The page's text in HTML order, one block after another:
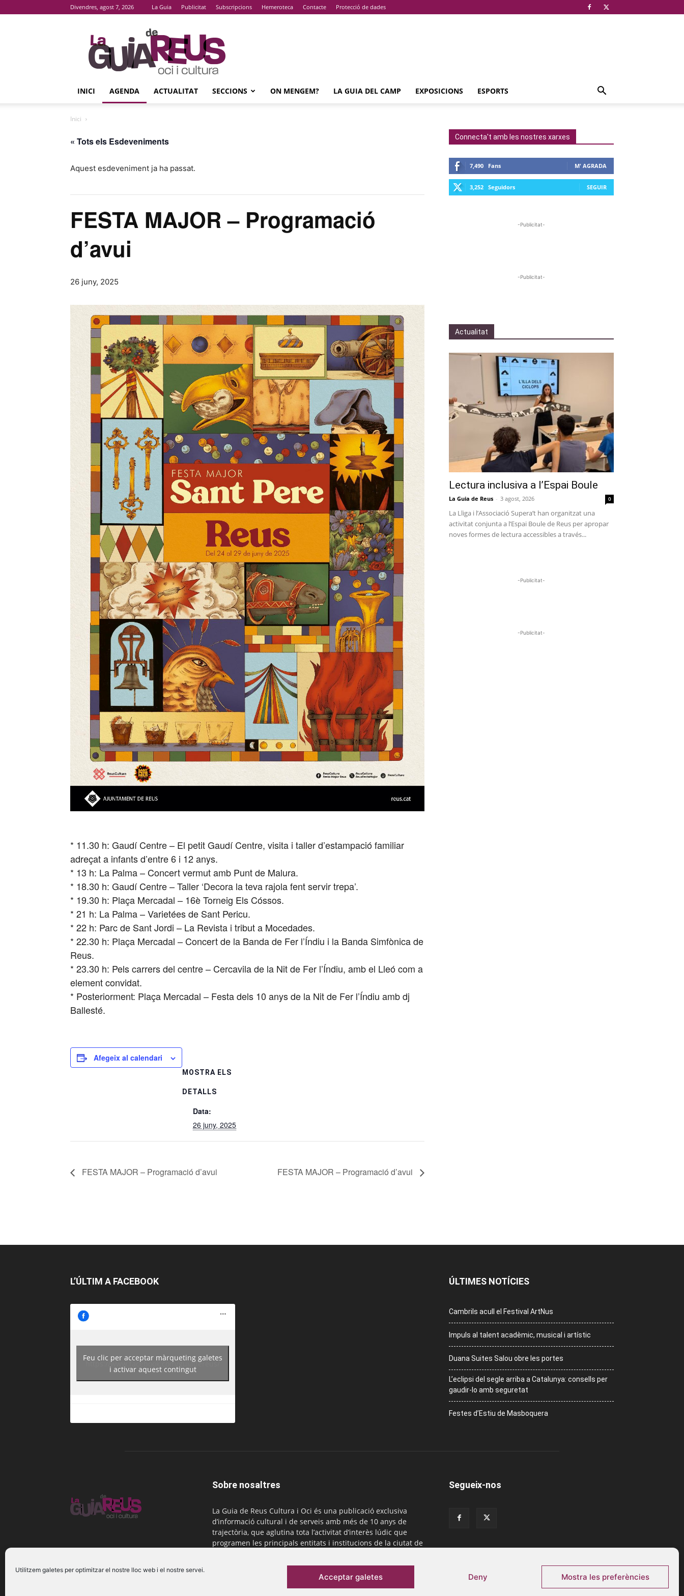
Utilitzem galetes per optimitzar el nostre lloc web i el nostre servei.
Acceptar galetes Deny Mostra les preferències
Divendres, agost 7, 2026 La Guia Publicitat Subscripcions Hemeroteca Contacte Protecció de dades
La
Guia
De
Reus
INICI AGENDA ACTUALITAT SECCIONS ON MENGEM? LA GUIA DEL CAMP EXPOSICIONS ESPORTS
Inici
« Tots els Esdeveniments
Aquest esdeveniment ja ha passat.
FESTA MAJOR – Programació
d’avui
26 juny, 2025
* 11.30 h: Gaudí Centre – El petit Gaudí Centre, visita i taller d’estampació familiar
adreçat a infants d’entre 6 i 12 anys.
* 13 h: La Palma – Concert vermut amb Punt de Malura.
* 18.30 h: Gaudí Centre – Taller ‘Decora la teva rajola fent servir trepa’.
* 19.30 h: Plaça Mercadal – 16è Torneig Els Cóssos.
* 21 h: La Palma – Varietées de Sant Pericu.
* 22 h: Parc de Sant Jordi – La Revista i tribut a Mocedades.
* 22.30 h: Plaça Mercadal – Concert de la Banda de Fer l’Índiu i la Banda Simfònica de
Reus.
* 23.30 h: Pels carrers del centre – Cercavila de la Nit de Fer l’Índiu, amb el Lleó com a
element convidat.
* Posteriorment: Plaça Mercadal – Festa dels 10 anys de la Nit de Fer l’Índiu amb dj
Ballesté.
Afegeix al calendari
MOSTRA ELS
DETALLS
Data:
26 juny, 2025
FESTA MAJOR – Programació d’avui FESTA MAJOR – Programació d’avui
Connecta't amb les nostres xarxes
7,490 Fans M' AGRADA
3,252 Seguidors SEGUIR
-Publicitat-
-Publicitat-
Actualitat
Lectura inclusiva a l’Espai Boule
La Guia de Reus - 3 agost, 2026 0
La Lliga i l’Associació Supera’t han organitzat una
activitat conjunta a l’Espai Boule de Reus per apropar
noves formes de lectura accessibles a través...
-Publicitat-
-Publicitat-
L’ÚLTIM A FACEBOOK
https://www.facebook.com/guiadereus/
Feu clic per acceptar màrqueting galetes
i activar aquest contingut
ÚLTIMES NOTÍCIES
Cambrils acull el Festival ArtNus
Impuls al talent acadèmic, musical i artístic
Duana Suites Salou obre les portes
L’eclipsi del segle arriba a Catalunya: consells per
gaudir-lo amb seguretat
Festes d’Estiu de Masboquera
Sobre nosaltres
La Guia de Reus Cultura i Oci és una publicació exclusiva
d’informació cultural i de serveis amb més de 10 anys de
trajectòria, que aglutina tota l’activitat d’interès lúdic que
programen les principals entitats i institucions de la ciutat de
comercial@laguiadereus.com
Segueix-nos